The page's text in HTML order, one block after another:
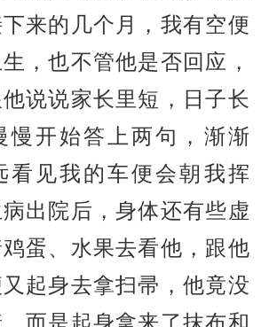
来的几个月，我有空便
，也不管他是否回应，
说说家长里短，日子长
慢开始答上两句，渐渐
看见我的车便会朝我挥
出院后，身体还有些虚
蛋、水果去看他，跟他
起身去拿扫帚，他竟没
而是起身拿来了抹布和